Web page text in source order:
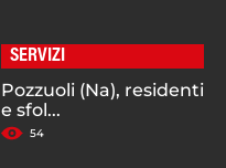
SERVIZI
Pozzuoli (Na), residenti
e sfol...
54